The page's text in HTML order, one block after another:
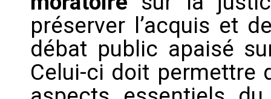
préserver l’acquis et
débat public apaisé
Celui-ci doit permettre